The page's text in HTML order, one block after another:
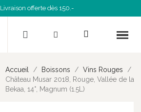
Livraison offerte dès 150.-
Accueil Boissons
Vins Rouges
Château Musar 2018, Rouge, Vallée de la
Bekaa, 14°, Magnum (1.5L)